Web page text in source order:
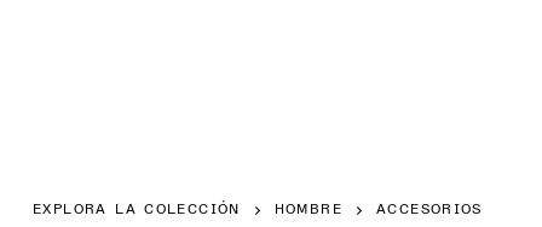
EXPLORA LA COLECCIÓN HOMBRE ACCESORIOS